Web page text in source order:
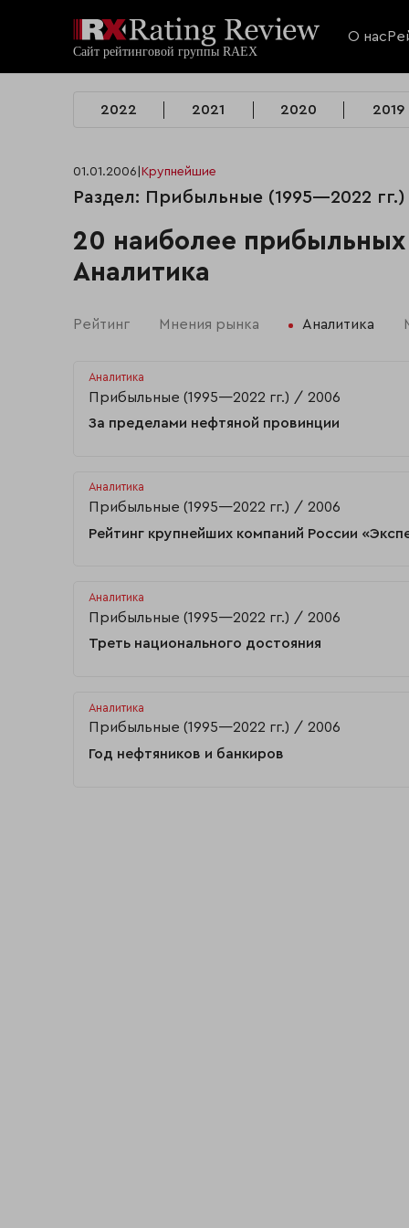
О нас
2022 2021 2020 2019
01.01.2006 Крупнейшие
Раздел: Прибыльные (1995—2022 гг.)
20 наиболее
Аналитика
Рейтинг Мнения рынка Аналитика
Аналитика
Прибыльные (1995—2022 гг.)
2006
За пределами нефтяной провинции
Аналитика
Прибыльные (1995—2022 гг.)
2006
Рейтинг крупнейших компаний России
Аналитика
Прибыльные (1995—2022 гг.)
2006
Треть национального достояния
Аналитика
Прибыльные (1995—2022 гг.)
2006
Год нефтяников и банкиров